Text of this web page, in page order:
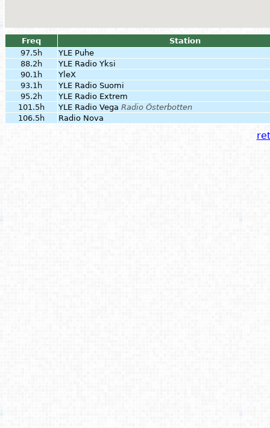
Freq
Station
97.5h
YLE Puhe
88.2h
YLE Radio Yksi
90.1h
YleX
93.1h
YLE Radio Suomi
95.2h
YLE Radio Extrem
101.5h
YLE Radio Vega Radio Österbotten
106.5h
Radio Nova